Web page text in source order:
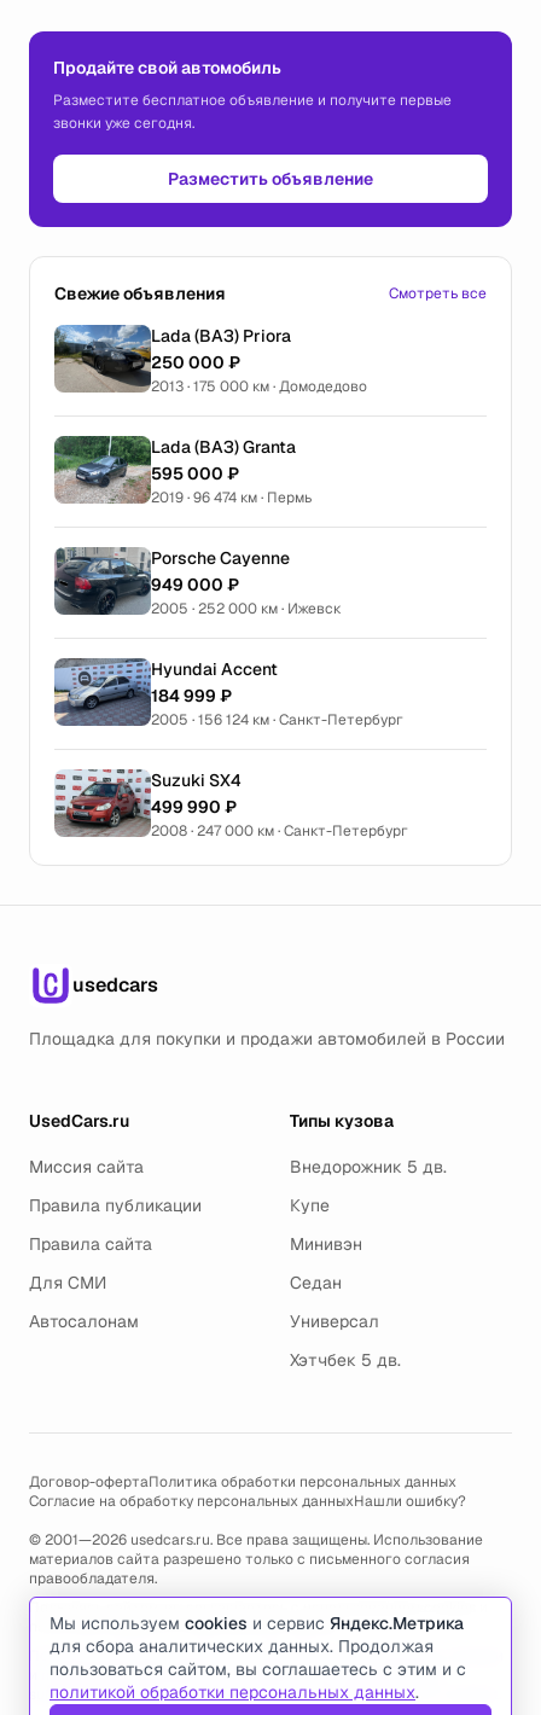
Продайте свой автомобиль
Разместите бесплатное объявление и получите первые
звонки уже сегодня.
Разместить объявление
Свежие объявления Смотреть все
Lada (ВАЗ) Priora
250 000 ₽
2013 · 175 000 км · Домодедово
Lada (ВАЗ) Granta
595 000 ₽
2019 · 96 474 км · Пермь
Porsche Cayenne
949 000 ₽
2005 · 252 000 км · Ижевск
Hyundai Accent
184 999 ₽
2005 · 156 124 км · Санкт-Петербург
Suzuki SX4
499 990 ₽
2008 · 247 000 км · Санкт-Петербург
usedcars
Площадка для покупки и продажи автомобилей в России
UsedCars.ru
Миссия сайта
Правила публикации
Правила сайта
Для СМИ
Автосалонам
Типы кузова
Внедорожник 5 дв.
Купе
Минивэн
Седан
Универсал
Хэтчбек 5 дв.
Договор-офертаПолитика обработки персональных данных
Согласие на обработку персональных данныхНашли ошибку?
© 2001—2026 usedcars.ru. Все права защищены. Использование
материалов сайта разрешено только с письменного согласия
правообладателя.
Пользуясь сайтом, вы соглашаетесь с использованием cookies и
политикой обработки персональных данных.
По всем вопросам связанным с работой сайта, ошибками, глюками
и проблемами обращайтесь по адресу электронной почты
support@usedcars.ruили пишите в телеграм@usedcarsru_support
Мы используем cookies и сервис Яндекс.Метрика
для сбора аналитических данных. Продолжая
пользоваться сайтом, вы соглашаетесь с этим и с
политикой обработки персональных данных.